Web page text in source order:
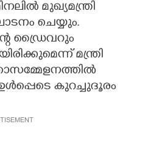
മുഖ്യമന്ത്രി
ചെയ്യും.
ഡ്രൈവറും
മന്ത്രി
ഉൾപ്പെടെ കുറച്ചുദൂരം